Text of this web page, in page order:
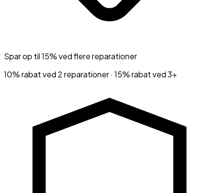
Spar op til 15% ved flere reparationer
10% rabat ved 2 reparationer · 15% rabat ved 3+